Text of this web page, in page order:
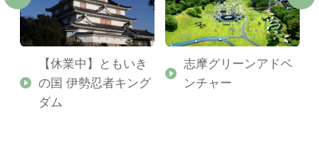
【休業中】ともいき
の国 伊勢忍者キング
ダム
志摩グリーンアドベ
ンチャー